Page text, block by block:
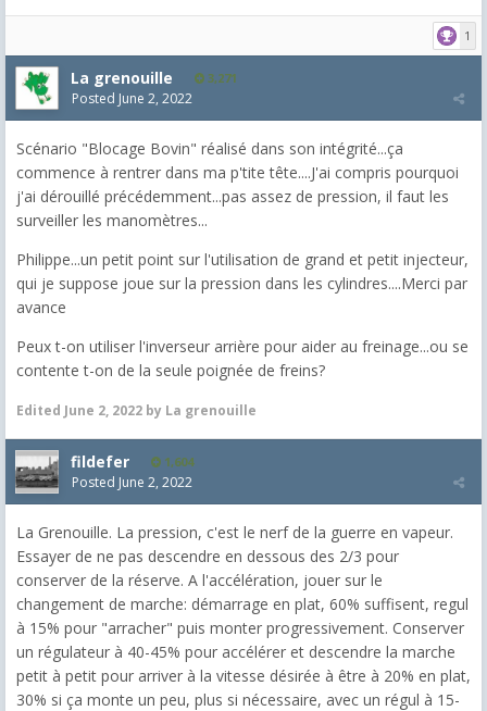
1
La grenouille 3,271
Posted June 2, 2022
Scénario "Blocage Bovin" réalisé dans son intégrité...ça
commence à rentrer dans ma p'tite tête....J'ai compris pourquoi
j'ai dérouillé précédemment...pas assez de pression, il faut les
surveiller les manomètres...
Philippe...un petit point sur l'utilisation de grand et petit injecteur,
qui je suppose joue sur la pression dans les cylindres....Merci par
avance
Peux t-on utiliser l'inverseur arrière pour aider au freinage...ou se
contente t-on de la seule poignée de freins?
Edited June 2, 2022 by La grenouille
fildefer 1,604
Posted June 2, 2022
La Grenouille. La pression, c'est le nerf de la guerre en vapeur.
Essayer de ne pas descendre en dessous des 2/3 pour
conserver de la réserve. A l'accélération, jouer sur le
changement de marche: démarrage en plat, 60% suffisent, regul
à 15% pour "arracher" puis monter progressivement. Conserver
un régulateur à 40-45% pour accélérer et descendre la marche
petit à petit pour arriver à la vitesse désirée à être à 20% en plat,
30% si ça monte un peu, plus si nécessaire, avec un régul à 15-